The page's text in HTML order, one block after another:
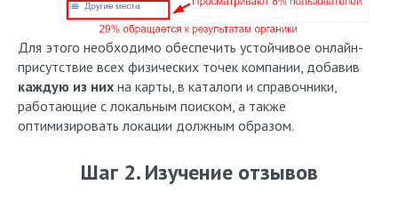
Для этого необходимо обеспечить устойчивое онлайн-
присутствие всех физических точек компании, добавив
каждую из них на карты, в каталоги и справочники,
работающие с локальным поиском, а также
оптимизировать локации должным образом.
Шаг 2. Изучение отзывов